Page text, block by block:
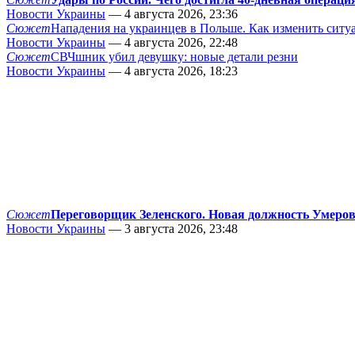
Новости Украины — 4 августа 2026, 23:36
СюжетНападения на украинцев в Польше. Как изменить
Новости Украины — 4 августа 2026, 22:48
СюжетСВЧшник убил девушку: новые детали резни
Новости Украины — 4 августа 2026, 18:23
СюжетПереговорщик Зеленского. Новая должность
Новости Украины — 3 августа 2026, 23:48